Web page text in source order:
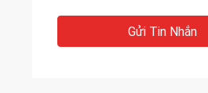
Gửi Tin Nhắn